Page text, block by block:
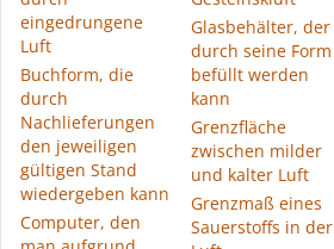
eingedrungene
Luft
Buchform, die
durch
Nachlieferungen
den jeweiligen
gültigen Stand
wiedergeben kann
Computer, den
Glasbehälter, der
durch seine Form
befüllt werden
kann
Grenzfläche
zwischen milder
und kalter Luft
Grenzmaß eines
Sauerstoffs in der